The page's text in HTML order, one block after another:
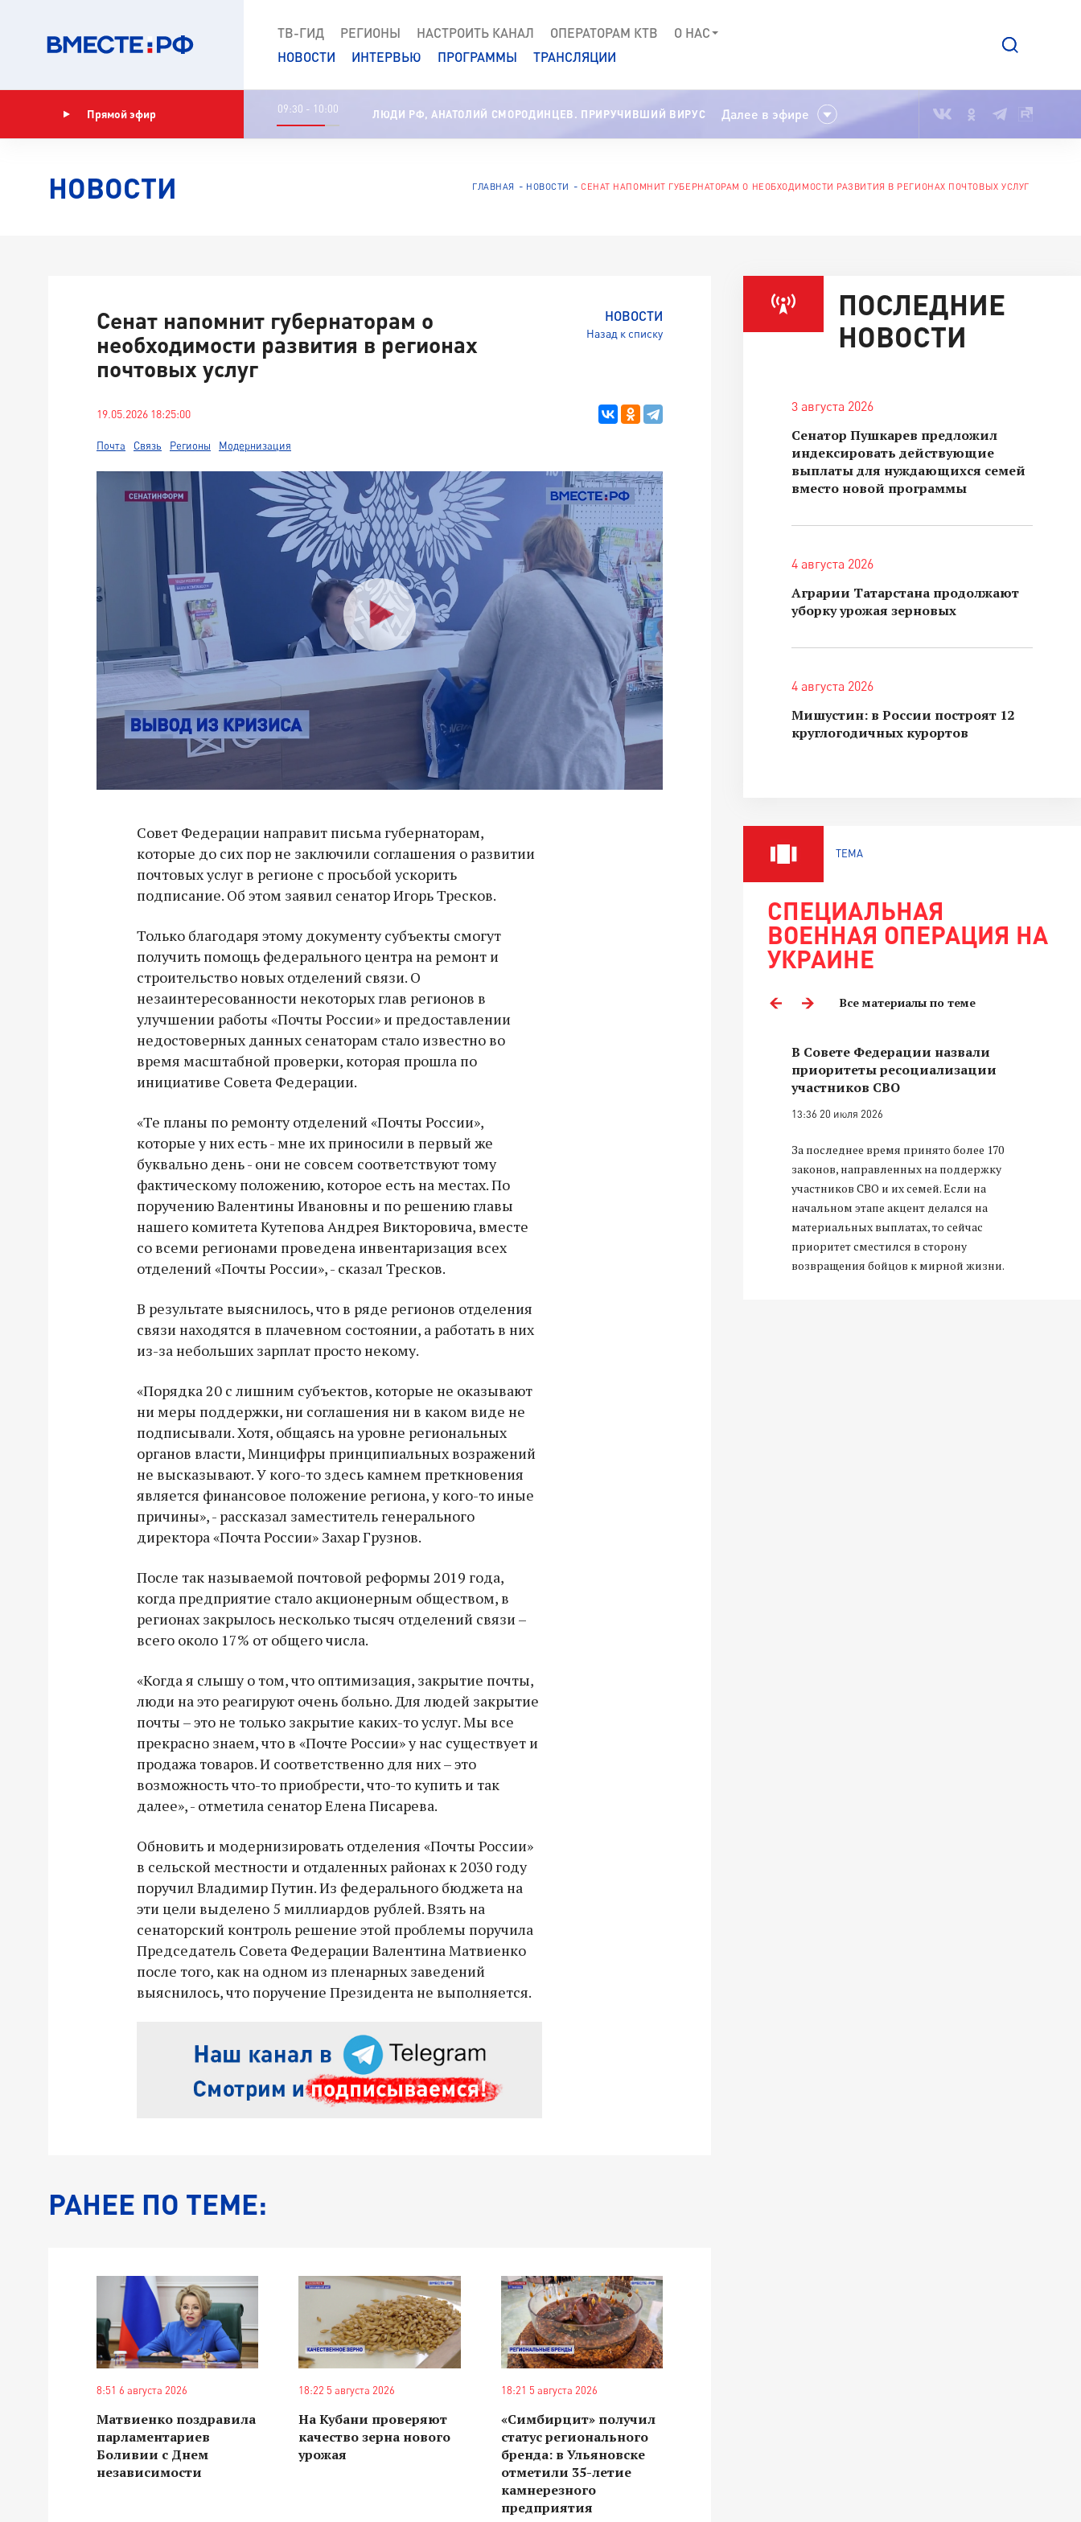
ТВ-ГИД РЕГИОНЫ НАСТРОИТЬ КАНАЛ ОПЕРАТОРАМ КТВ
О НАС
НОВОСТИ
ИНТЕРВЬЮ ПРОГРАММЫ ТРАНСЛЯЦИИ
Прямой эфир 09:30 - 10:00 ЛЮДИ РФ, АНАТОЛИЙ СМОРОДИНЦЕВ. ПРИРУЧИВШИЙ ВИРУС Далее в эфире
НОВОСТИ ГЛАВНАЯ НОВОСТИ СЕНАТ НАПОМНИТ ГУБЕРНАТОРАМ О НЕОБХОДИМОСТИ РАЗВИТИЯ В РЕГИОНАХ ПОЧТОВЫХ УСЛУГ
НОВОСТИ
Назад к списку
Сенат напомнит губернаторам о
необходимости развития в регионах
почтовых услуг
19.05.2026 18:25:00
Почта Связь Регионы Модернизация
Совет Федерации направит письма губернаторам,
которые до сих пор не заключили соглашения о развитии
почтовых услуг в регионе с просьбой ускорить
подписание. Об этом заявил сенатор Игорь Тресков.
Только благодаря этому документу субъекты смогут
получить помощь федерального центра на ремонт и
строительство новых отделений связи. О
незаинтересованности некоторых глав регионов в
улучшении работы «Почты России» и предоставлении
недостоверных данных сенаторам стало известно во
время масштабной проверки, которая прошла по
инициативе Совета Федерации.
«Те планы по ремонту отделений «Почты России»,
которые у них есть - мне их приносили в первый же
буквально день - они не совсем соответствуют тому
фактическому положению, которое есть на местах. По
поручению Валентины Ивановны и по решению главы
нашего комитета Кутепова Андрея Викторовича, вместе
со всеми регионами проведена инвентаризация всех
отделений «Почты России», - сказал Тресков.
В результате выяснилось, что в ряде регионов отделения
связи находятся в плачевном состоянии, а работать в них
из-за небольших зарплат просто некому.
«Порядка 20 с лишним субъектов, которые не оказывают
ни меры поддержки, ни соглашения ни в каком виде не
подписывали. Хотя, общаясь на уровне региональных
органов власти, Минцифры принципиальных возражений
не высказывают. У кого-то здесь камнем преткновения
является финансовое положение региона, у кого-то иные
причины», - рассказал заместитель генерального
директора «Почта России» Захар Грузнов.
После так называемой почтовой реформы 2019 года,
когда предприятие стало акционерным обществом, в
регионах закрылось несколько тысяч отделений связи –
всего около 17% от общего числа.
«Когда я слышу о том, что оптимизация, закрытие почты,
люди на это реагируют очень больно. Для людей закрытие
почты – это не только закрытие каких-то услуг. Мы все
прекрасно знаем, что в «Почте России» у нас существует и
продажа товаров. И соответственно для них – это
возможность что-то приобрести, что-то купить и так
далее», - отметила сенатор Елена Писарева.
Обновить и модернизировать отделения «Почты России»
в сельской местности и отдаленных районах к 2030 году
поручил Владимир Путин. Из федерального бюджета на
эти цели выделено 5 миллиардов рублей. Взять на
сенаторский контроль решение этой проблемы поручила
Председатель Совета Федерации Валентина Матвиенко
после того, как на одном из пленарных заведений
выяснилось, что поручение Президента не выполняется.
РАНЕЕ ПО ТЕМЕ:
8:51 6 августа 2026
Матвиенко поздравила
парламентариев
Боливии с Днем
независимости
18:22 5 августа 2026
На Кубани проверяют
качество зерна нового
урожая
18:21 5 августа 2026
«Симбирцит» получил
статус регионального
бренда: в Ульяновске
отметили 35-летие
камнерезного
предприятия
ПОСЛЕДНИЕ
НОВОСТИ
3 августа 2026
Сенатор Пушкарев предложил
индексировать действующие
выплаты для нуждающихся семей
вместо новой программы
4 августа 2026
Аграрии Татарстана продолжают
уборку урожая зерновых
4 августа 2026
Мишустин: в России построят 12
круглогодичных курортов
ТЕМА
СПЕЦИАЛЬНАЯ
ВОЕННАЯ ОПЕРАЦИЯ НА
УКРАИНЕ
Все материалы по теме
СВО дроны и технику связи
Владимир Якушев сопровождает грузы
для бойцов СВО с самого начала
спецоперации.
В Совете Федерации назвали
приоритеты ресоциализации
участников СВО
13:36 20 июля 2026
За последнее время принято более 170
законов, направленных на поддержку
участников СВО и их семей. Если на
начальном этапе акцент делался на
материальных выплатах, то сейчас
приоритет сместился в сторону
возвращения бойцов к мирной жизни.